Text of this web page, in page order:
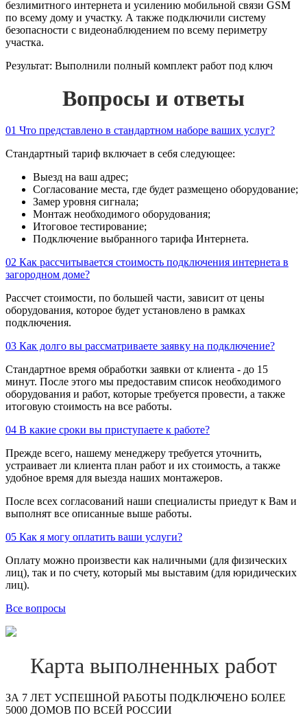
безлимитного интернета и усилению мобильной связи GSM
по всему дому и участку. А также подключили систему
безопасности с видеонаблюдением по всему периметру
участка.
Результат: Выполнили полный комплект работ под ключ
Вопросы и ответы
01 Что представлено в стандартном наборе ваших услуг?
Стандартный тариф включает в себя следующее:
Выезд на ваш адрес;
Согласование места, где будет размещено оборудование;
Замер уровня сигнала;
Монтаж необходимого оборудования;
Итоговое тестирование;
Подключение выбранного тарифа Интернета.
02 Как рассчитывается стоимость подключения интернета в
загородном доме?
Рассчет стоимости, по большей части, зависит от цены
оборудования, которое будет установлено в рамках
подключения.
03 Как долго вы рассматриваете заявку на подключение?
Стандартное время обработки заявки от клиента - до 15
минут. После этого мы предоставим список необходимого
оборудования и работ, которые требуется провести, а также
итоговую стоимость на все работы.
04 В какие сроки вы приступаете к работе?
Прежде всего, нашему менеджеру требуется уточнить,
устраивает ли клиента план работ и их стоимость, а также
удобное время для выезда наших монтажеров.
После всех согласований наши специалисты приедут к Вам и
выполнят все описанные выше работы.
05 Как я могу оплатить ваши услуги?
Оплату можно произвести как наличными (для физических
лиц), так и по счету, который мы выставим (для юридических
лиц).
Все вопросы
Карта выполненных работ
ЗА 7 ЛЕТ УСПЕШНОЙ РАБОТЫ ПОДКЛЮЧЕНО БОЛЕЕ
5000 ДОМОВ ПО ВСЕЙ РОССИИ